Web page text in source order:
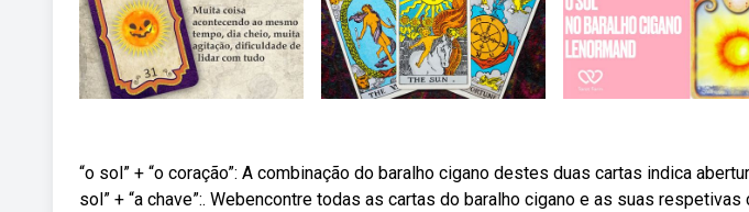
“o sol” + “o coração”: A combinação do baralho cigano destes duas cartas indica
sol” + “a chave”:. Webencontre todas as cartas do baralho cigano e as suas